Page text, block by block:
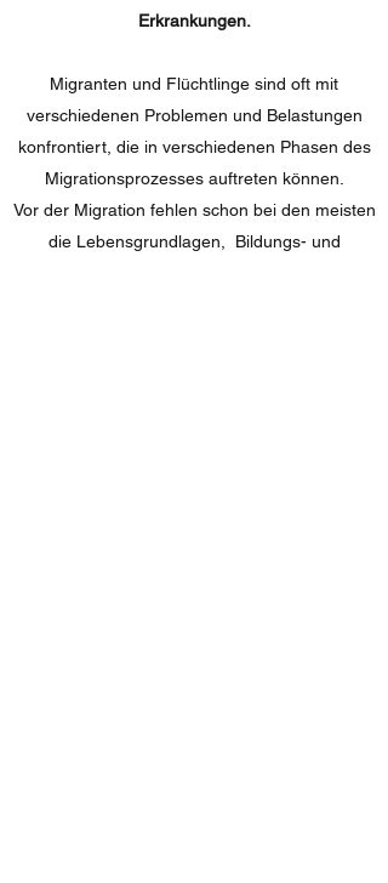
Erkrankungen.
Migranten und Flüchtlinge sind oft mit
verschiedenen Problemen und Belastungen
konfrontiert, die in verschiedenen Phasen des
Migrationsprozesses auftreten können.
Vor der Migration fehlen schon bei den meisten
die Lebensgrundlagen, Bildungs- und